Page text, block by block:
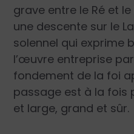
grave entre le Ré et
une descente sur le
solennel qui exprime
l’œuvre entreprise
fondement de la foi
passage est à la fois
et large, grand et sûr.